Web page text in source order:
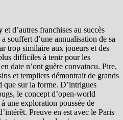
et d’autres franchises au succès
a souffert d’une annualisation de sa
trop similaire aux joueurs et des
difficiles à tenir pour les
date n’ont guère convaincu. Pire,
et templiers démontrait de grands
que sur la forme. D’intrigues
le concept d’open-world
une exploration poussée de
Preuve en est avec le Paris